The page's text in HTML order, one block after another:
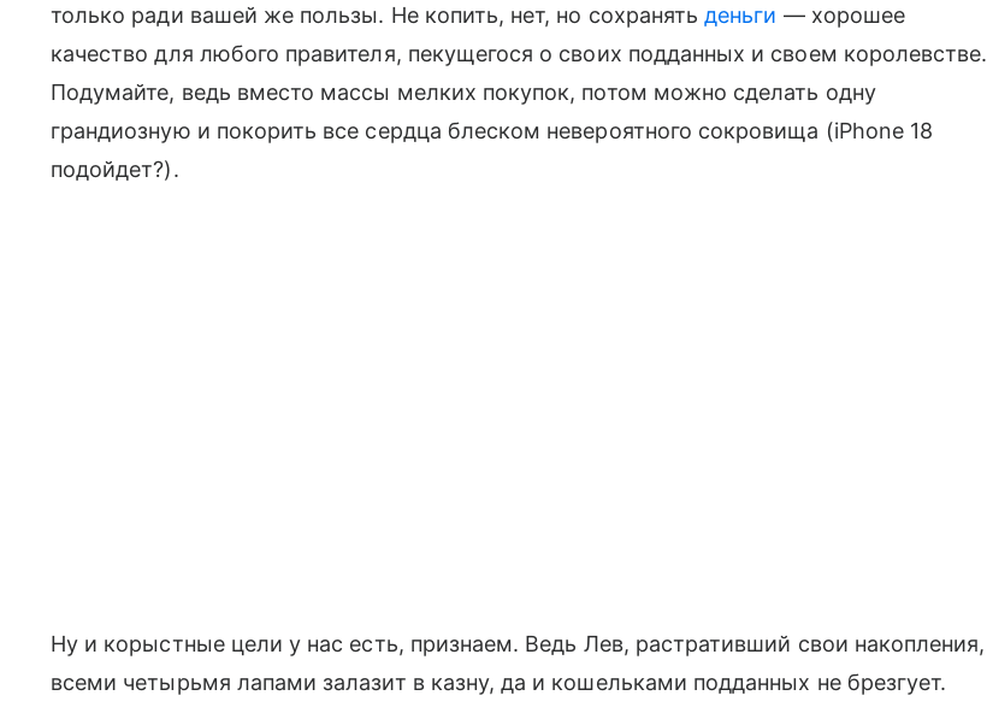
только ради вашей же пользы. Не копить, нет, но сохранятьденьги — хорошее
качество для любого правителя, пекущегося о своих подданных и своем королевстве.
Подумайте, ведь вместо массы мелких покупок, потом можно сделать одну
грандиозную и покорить все сердца блеском невероятного сокровища (iPhone 18
подойдет?).
Ну и корыстные цели у нас есть, признаем. Ведь Лев, растративший свои накопления,
всеми четырьмя лапами залазит в казну, да и кошельками подданных не брезгует.